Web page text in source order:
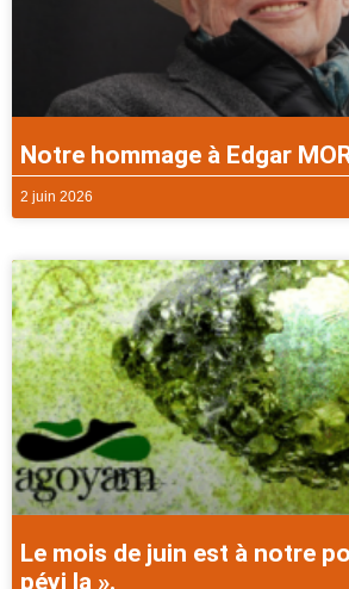
Notre hommage à Edgar
2 juin 2026
Le mois de juin est à notre
péyi la ».